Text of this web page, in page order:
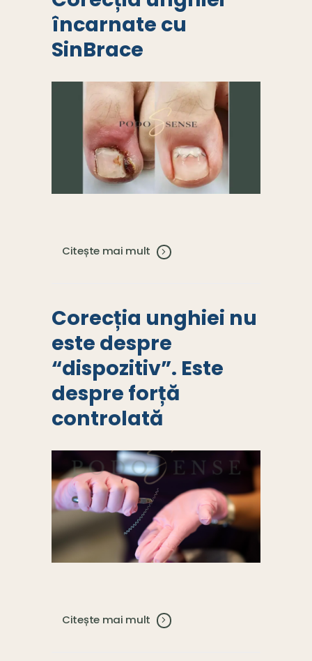
încarnate cu
SinBrace
Citește mai mult
Corecția unghiei nu
este despre
“dispozitiv”. Este
despre forță
controlată
Citește mai mult